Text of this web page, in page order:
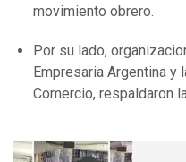
movimiento obrero.
Por su lado,
Empresaria Argentina y
Comercio, respaldaron